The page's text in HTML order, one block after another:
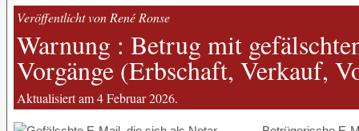
Veröffentlicht von René Ronse
Warnung : Betrug mit
Vorgänge (Erbschaft, Verkauf,
Aktualisiert am 4 Februar 2026.